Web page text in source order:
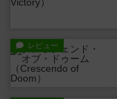
レビュー